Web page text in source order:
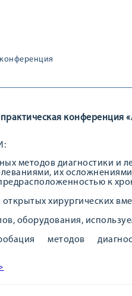
конференция
практическая конференция
методов диагностики и
их
к
хирургических
оборудования,
методов